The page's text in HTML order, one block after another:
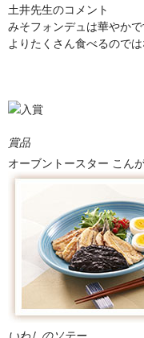
土井先生のコメント
みそフォンデュは華やか
よりたくさん食べるので
賞品
オーブントースター こん
いわしのソテー